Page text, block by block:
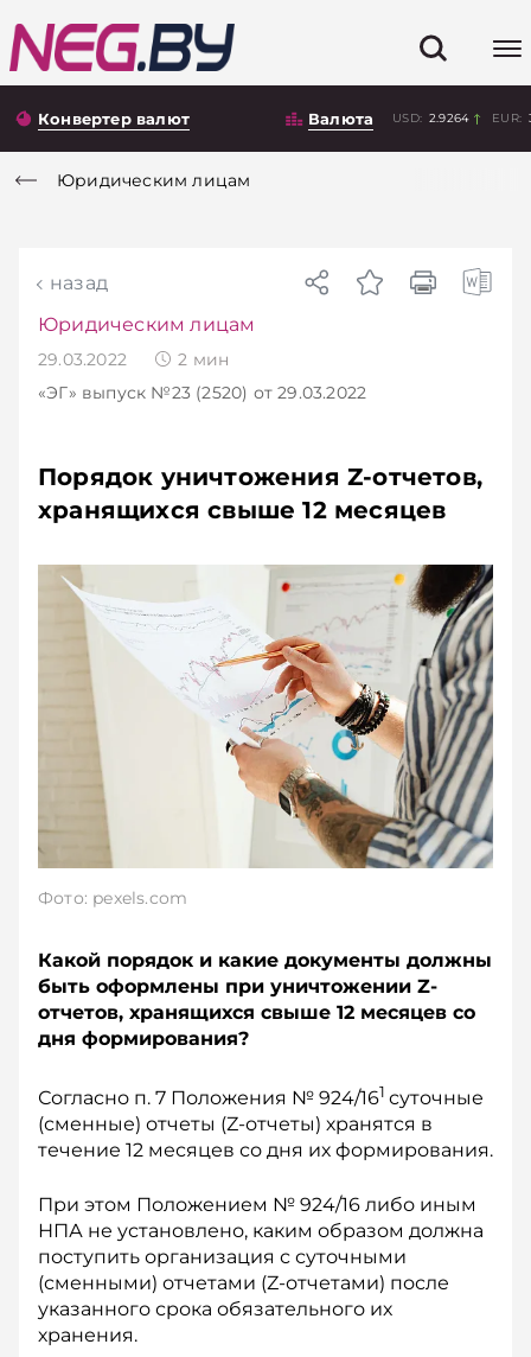
Конвертер валют Валюта USD: 2.9264 EUR:
Юридическим лицам
назад
Юридическим лицам
29.03.2022 2 мин
«ЭГ» выпуск №23 (2520) от 29.03.2022
Порядок уничтожения Z-отчетов,
хранящихся свыше 12 месяцев
Фото: pexels.com
Какой порядок и какие документы должны
быть оформлены при уничтожении Z-
отчетов, хранящихся свыше 12 месяцев со
дня формирования?
Согласно п. 7 Положения № 924/161 суточные
(сменные) отчеты (Z-отчеты) хранятся в
течение 12 месяцев со дня их формирования.
При этом Положением № 924/16 либо иным
НПА не установлено, каким образом должна
поступить организация с суточными
(сменными) отчетами (Z-отчетами) после
указанного срока обязательного их
хранения.